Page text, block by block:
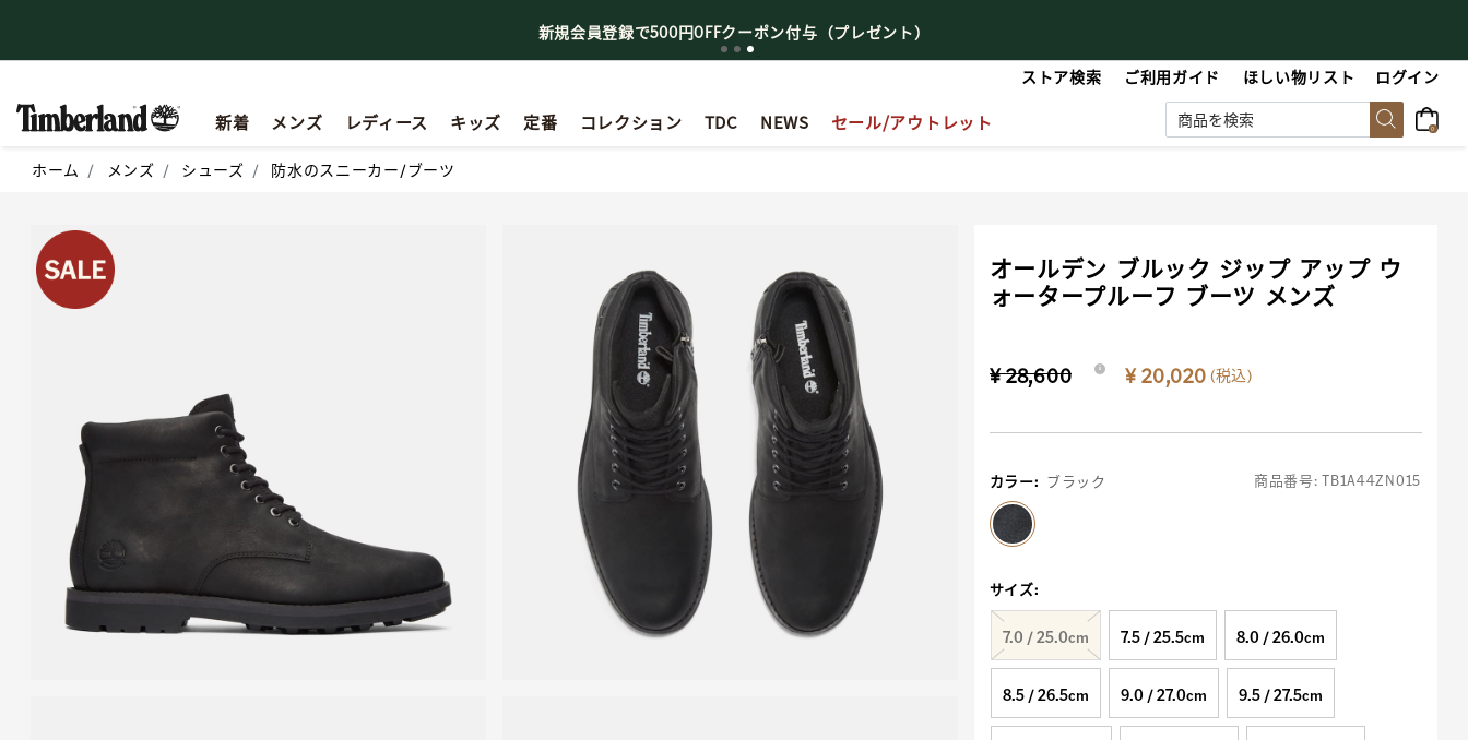
新規会員登録で500円OFFクーポン付与（プレゼント） 【最大50%OFF】Summer Sale
ストア検索 ご利用ガイド ほしい物リスト ログイン
0
新着 メンズ レディース キッズ 定番 コレクション TDC NEWS セール/アウトレット
ホーム メンズ シューズ 防水のスニーカー/ブーツ
オールデン ブルック ジップ アップ ウ
ォータープルーフ ブーツ メンズ
Price reduced from
¥ 28,600to i ¥ 20,020 (税込)
商品番号:TB1A44ZN015
カラー: ブラック
サイズ:
7.0 / 25.0cm 7.5 / 25.5cm 8.0 / 26.0cm
8.5 / 26.5cm 9.0 / 27.0cm 9.5 / 27.5cm